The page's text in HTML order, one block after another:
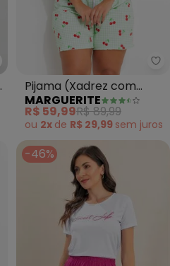
- Pijama Feminino de
Pijama (Xadrez com
Cereja) em Malha de
Algodão
MARGUERITE
R$ 59,99R$ 89,99
ou 2x de R$ 29,99 sem juros
-46%